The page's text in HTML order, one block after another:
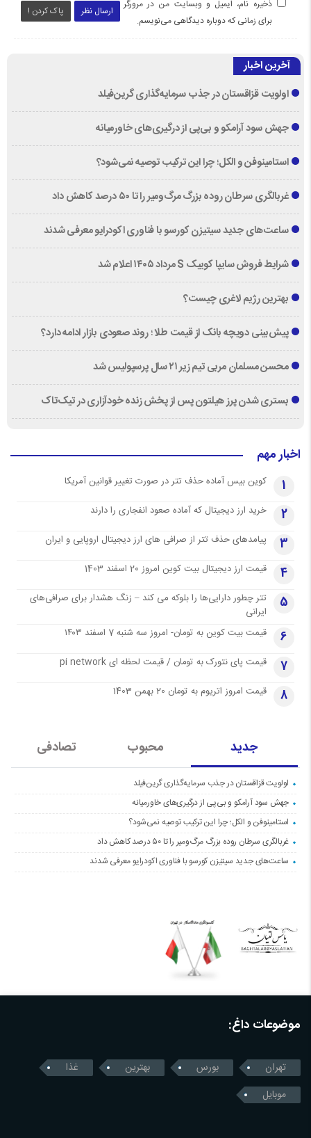
ارسال نظر پاک کردن !
ذخیره نام، ایمیل و وبسایت من در مرورگر
برای زمانی که دوباره دیدگاهی می‌نویسم.
آخرین اخبار
اولویت قزاقستان در جذب سرمایه‌گذاری گرین‌فیلد
جهش سود آرامکو و بی‌پی از درگیری‌های خاورمیانه
استامینوفن و الکل؛ چرا این ترکیب توصیه نمی‌شود؟
غربالگری سرطان روده بزرگ مرگ‌ومیر را تا ۵۰ درصد کاهش داد
ساعت‌های جدید سیتیزن کورسو با فناوری اکودرایو معرفی شدند
شرایط فروش سایپا کوییک S مرداد ۱۴۰۵ اعلام شد
بهترین رژیم لاغری چیست؟
پیش‌بینی دویچه‌ بانک از قیمت طلا ؛ روند صعودی بازار ادامه دارد؟
محسن مسلمان مربی تیم زیر ۲۱ سال پرسپولیس شد
بستری شدن پرز هیلتون پس از پخش زنده خودآزاری در تیک‌تاک
اخبار مهم
1 کوین بیس آماده حذف تتر در صورت تغییر قوانین آمریکا
2 خرید ارز دیجیتال که آماده صعود انفجاری را دارند
3 پیامدهای حذف تتر از صرافی های ارز دیجیتال اروپایی و ایران
4 قیمت ارز دیجیتال بیت کوین امروز 20 اسفند 1403
5
تتر چطور دارایی‌ها را بلوکه می کند – زنگ هشدار برای صرافی‌های
ایرانی
6 قیمت بیت کوین به تومان- امروز سه شنبه 7 اسفند ۱۴۰۳
7 قیمت پای نتورک به تومان / قیمت لحظه ای pi network
8 قیمت امروز اتریوم به تومان 20 بهمن 1403
جدید محبوب تصادفی
اولویت قزاقستان در جذب سرمایه‌گذاری گرین‌فیلد
جهش سود آرامکو و بی‌پی از درگیری‌های خاورمیانه
استامینوفن و الکل؛ چرا این ترکیب توصیه نمی‌شود؟
غربالگری سرطان روده بزرگ مرگ‌ومیر را تا ۵۰ درصد کاهش داد
ساعت‌های جدید سیتیزن کورسو با فناوری اکودرایو معرفی شدند
موضوعات داغ:
تهران بورس بهترین
غذا
موبایل